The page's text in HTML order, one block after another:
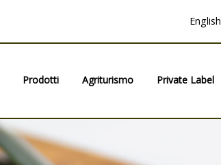
English
Prodotti Agriturismo Private Label